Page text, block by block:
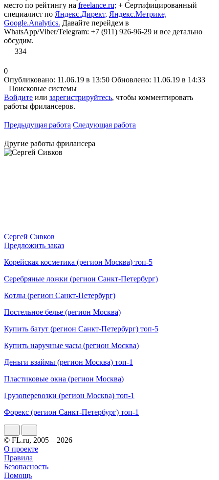
место по рейтингу на freelance.ru; + Сертифицированный
специалист по Яндекс.Директ, Яндекс.Метрике,
Google.Analytics. Давайте перейдем в
WhatsApp/Viber/Telegram: +7 (911) 926-96-29 и все детально
обсудим.
334
0
Опубликовано: 11.06.19 в 13:50 Обновлено: 11.06.19 в 14:33
Поисковые системы
Войдите или зарегистрируйтесь, чтобы комментировать
работы фрилансеров.
Предыдущая работа Следующая работа
Другие работы фрилансера
Сергей Сивков
Предложить заказ
Корейская косметика (регион Москва) топ-5
Серебряные ложки (регион Санкт-Петербург)
Котлы (регион Санкт-Петербург)
Постельное белье (регион Москва)
Купить батут (регион Санкт-Петербург) топ-5
Купить наручные часы (регион Москва)
Деньги взаймы (регион Москва) топ-1
Пластиковые окна (регион Москва)
Грузоперевозки (регион Москва) топ-1
Форекс (регион Санкт-Петербург) топ-1
© FL.ru, 2005 – 2026
О проекте
Правила
Безопасность
Помощь